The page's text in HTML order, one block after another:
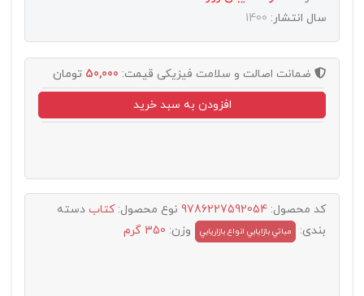
سال انتشار: 1400
ضمانت اصالت و سلامت فیزیکی قیمت: 50,000 تومان
افزودن به سبد خرید
کد محصول: 9786227592054 نوع محصول:کتاب دسته
بندی:
مباتي بازايابي انواع بازاريابي وزن: 350 گرم